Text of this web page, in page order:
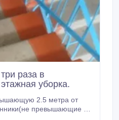
раза в
уборка.
2.5 метра от
превышающие 1.5